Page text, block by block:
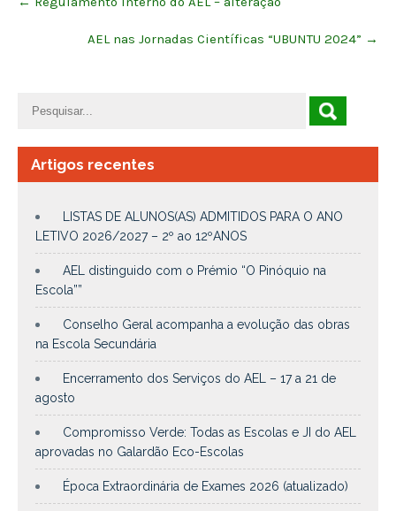
navigation
AEL nas Jornadas Científicas “UBUNTU 2024” →
Artigos recentes
LISTAS DE ALUNOS(AS) ADMITIDOS PARA O ANO
LETIVO 2026/2027 – 2º ao 12ºANOS
AEL distinguido com o Prémio “O Pinóquio na
Escola””
Conselho Geral acompanha a evolução das obras
na Escola Secundária
Encerramento dos Serviços do AEL – 17 a 21 de
agosto
Compromisso Verde: Todas as Escolas e JI do AEL
aprovadas no Galardão Eco-Escolas
Época Extraordinária de Exames 2026 (atualizado)